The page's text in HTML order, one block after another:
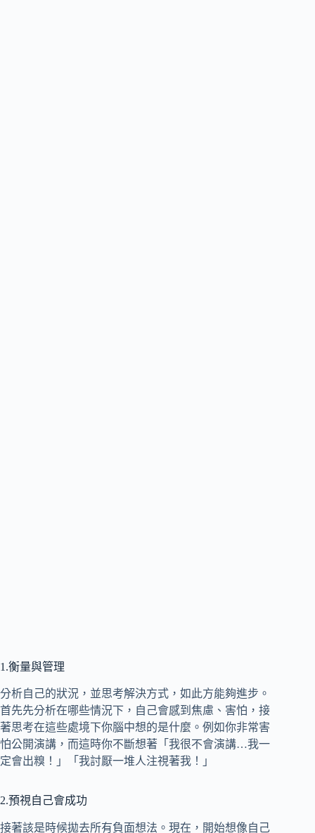
1.衡量與管理
分析自己的狀況，並思考解決方式，如此方能夠進步。
首先先分析在哪些情況下，自己會感到焦慮、害怕，接
著思考在這些處境下你腦中想的是什麼。例如你非常害
怕公開演講，而這時你不斷想著「我很不會演講…我一
定會出糗！」「我討厭一堆人注視著我！」
2.預視自己會成功
接著該是時候拋去所有負面想法。現在，開始想像自己